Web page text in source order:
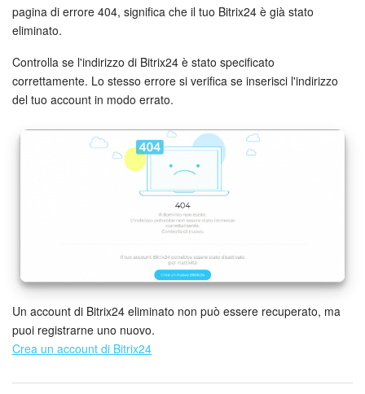
Gruppi di lavoro
Progetti IA
CRM
Prenotazione online
Sales Center
Analisi CRM
Generatore BI
pagina di errore 404, significa che il tuo Bitrix24 è già stato
eliminato.
Controlla se l'indirizzo di Bitrix24 è stato specificato
correttamente. Lo stesso errore si verifica se inserisci l'indirizzo
del tuo account in modo errato.
Un account di Bitrix24 eliminato non può essere recuperato, ma
puoi registrarne uno nuovo.
Crea un account di Bitrix24